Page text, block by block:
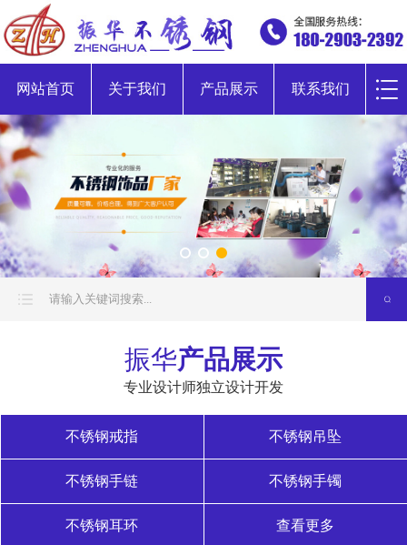
网站首页 关于我们 产品展示 联系我们
振华产品展示
专业设计师独立设计开发
不锈钢戒指 不锈钢吊坠
不锈钢手链 不锈钢手镯
不锈钢耳环 查看更多